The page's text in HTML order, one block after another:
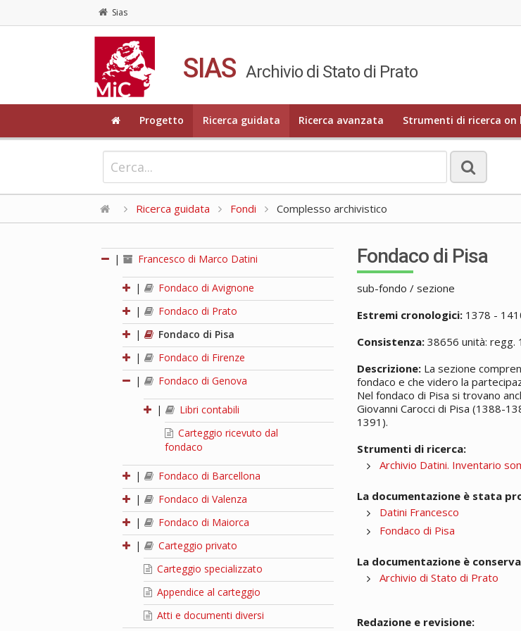
Sias
SIAS Archivio di Stato di Prato
Progetto Ricerca guidata Ricerca avanzata Strumenti di ricerca on
Ricerca guidata Fondi Complesso archivistico
| Francesco di Marco Datini
|
Fondaco di Avignone
|
Fondaco di Prato
|
Fondaco di Pisa
|
Fondaco di Firenze
|
Fondaco di Genova
|
Libri contabili
Carteggio ricevuto dal
fondaco
|
Fondaco di Barcellona
|
Fondaco di Valenza
|
Fondaco di Maiorca
|
Carteggio privato
Carteggio specializzato
Appendice al carteggio
Atti e documenti diversi
Fondaco di Pisa
sub-fondo / sezione
Estremi cronologici: 1378 -
Consistenza: 38656 unità: regg.
Descrizione: La sezione
fondaco e che videro la
Nel fondaco di Pisa si trovano
Giovanni Carocci di Pisa (1388-
1391).
Strumenti di ricerca:
Archivio Datini. Inventario
La documentazione è stata
Datini Francesco
Fondaco di Pisa
La documentazione è
Archivio di Stato di Prato
Redazione e revisione: